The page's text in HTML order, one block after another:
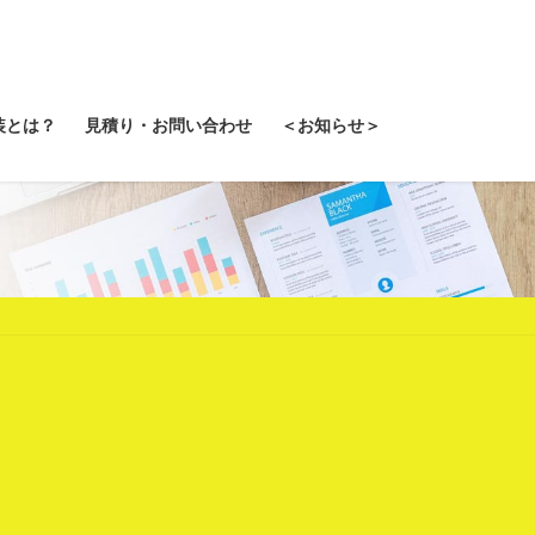
は？ 見積り・お問い合わせ ＜お知らせ＞